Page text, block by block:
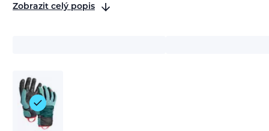
Zobrazit celý popis